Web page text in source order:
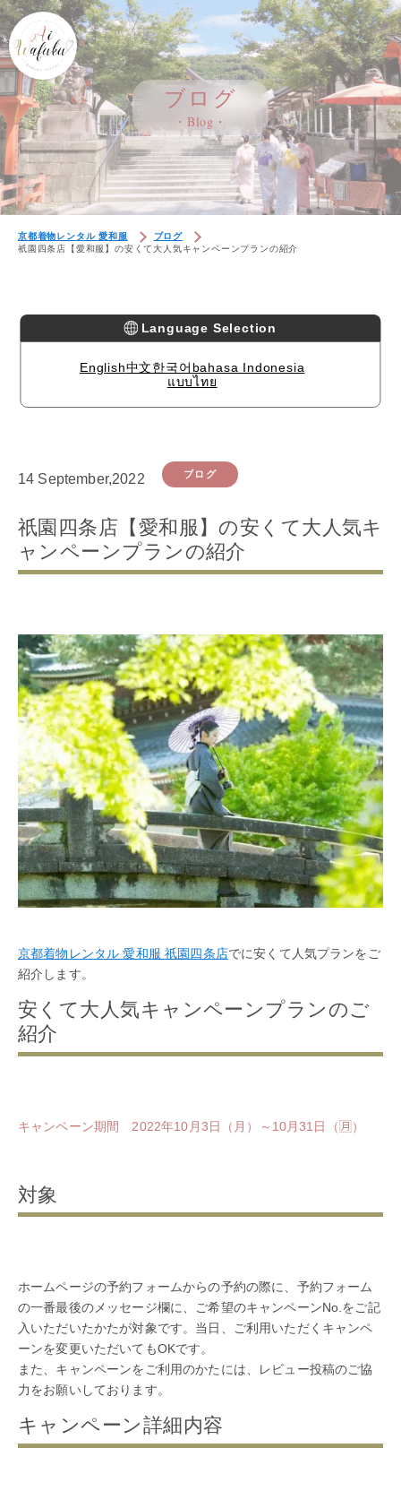
ブログ
・Blog・
京都着物レンタル 愛和服
ブログ
祇園四条店【愛和服】の安くて大人気キャンペーンプランの紹介
Language Selection
English中文한국어 bahasa Indonesia
แบบไทย
14 September,2022 ブログ
祇園四条店【愛和服】の安くて大人気キ
ャンペーンプランの紹介
京都着物レンタル 愛和服 祇園四条店でに安くて人気プランをご
紹介します。
安くて大人気キャンペーンプランのご
紹介
キャンペーン期間 2022年10月3日（月）～10月31日（🈷）
対象
ホームページの予約フォームからの予約の際に、予約フォーム
の一番最後のメッセージ欄に、ご希望のキャンペーンNo.をご記
入いただいたかたが対象です。当日、ご利用いただくキャンペ
ーンを変更いただいてもOKです。
また、キャンペーンをご利用のかたには、レビュー投稿のご協
力をお願いしております。
キャンペーン詳細内容